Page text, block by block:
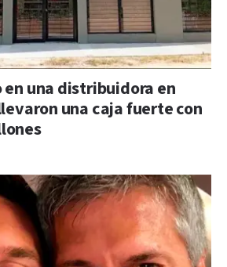
una distribuidora en
una caja fuerte con